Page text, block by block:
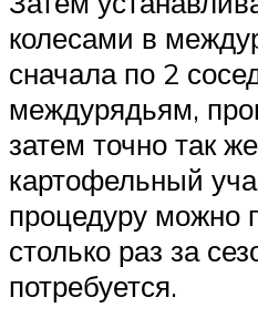
колесами в
сначала по 2
междурядьям,
затем точно так
картофельный
процедуру можно
столько раз за
потребуется.